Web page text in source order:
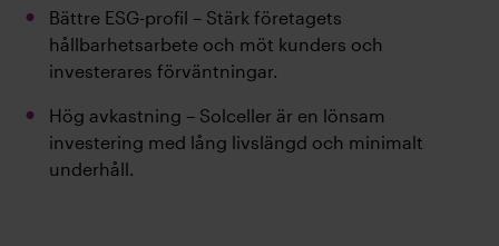
Bättre ESG-profil – Stärk företagets
hållbarhetsarbete och möt kunders och
investerares förväntningar.
Hög avkastning – Solceller är en lönsam
investering med lång livslängd och minimalt
underhåll.